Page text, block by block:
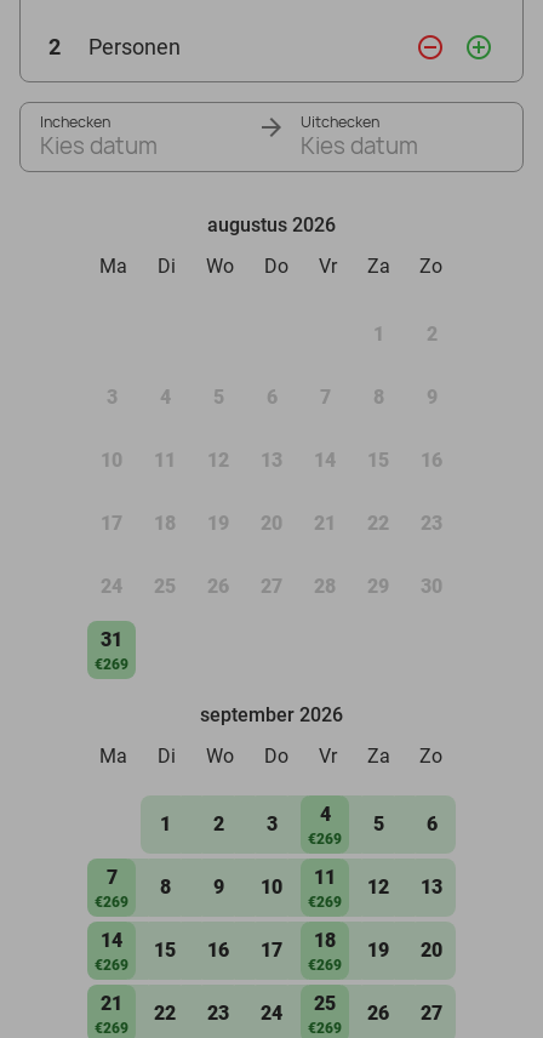
2 Personen remove_circle_outline add_circle_outline
Inchecken
Kies datum
Uitchecken
Kies datum
augustus 2026
Ma
Di Wo Do Vr Za Zo
1 2
3 4 5 6 7 8 9
10 11 12 13 14 15 16
17 18 19 20 21 22 23
24 25 26 27 28 29 30
31
€269
september 2026
Ma
Di Wo Do Vr Za Zo
1 2 3 4
€269
5 6
7
€269
8 9 10 11
€269
12 13
14
€269
15 16 17 18
€269
19 20
21
€269
22 23 24 25
€269
26 27